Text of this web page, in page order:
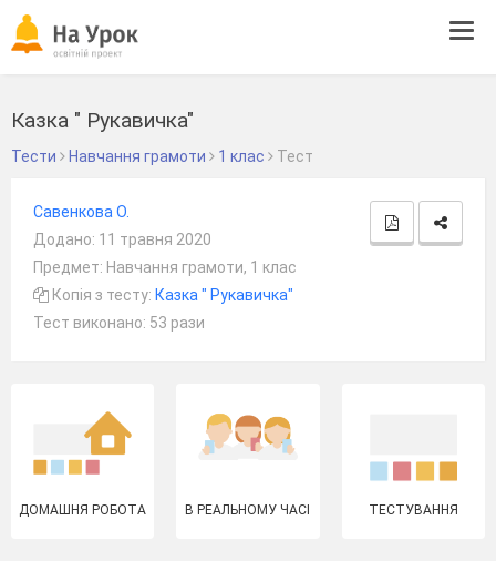
Казка " Рукавичка"
Тести Навчання грамоти 1 клас Тест
Савенкова О.
Додано: 11 травня 2020
Предмет: Навчання грамоти, 1 клас
Копія з тесту: Казка " Рукавичка"
Тест виконано: 53 рази
ДОМАШНЯ РОБОТА В РЕАЛЬНОМУ ЧАСІ ТЕСТУВАННЯ